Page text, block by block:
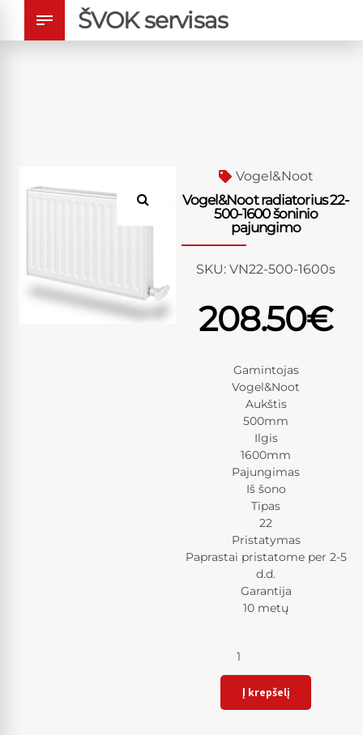
ŠVOK servisas
Vogel&Noot
Vogel&Noot radiatorius 22-
500-1600 šoninio
pajungimo
SKU: VN22-500-1600s
208.50€
Gamintojas
Vogel&Noot
Aukštis
500mm
Ilgis
1600mm
Pajungimas
Iš šono
Tipas
22
Pristatymas
Paprastai pristatome per 2-5
d.d.
Garantija
10 metų
Į krepšelį